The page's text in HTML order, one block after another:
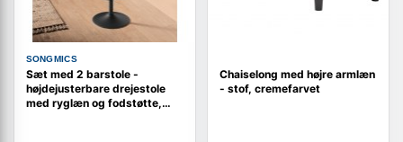
SONGMICS
Sæt med 2 barstole -
højdejusterbare drejestole
med ryglæn og fodstøtte,
Chaiselong med højre armlæn
- stof, cremefarvet